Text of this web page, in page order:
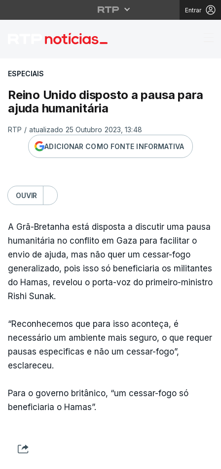
Entrar
Reino Unido disposto
ESPECIAIS
Reino Unido disposto a pausa para
ajuda humanitária
RTP / atualizado 25 Outubro 2023, 13:48
ADICIONAR COMO FONTE INFORMATIVA
OUVIR
A Grã-Bretanha está disposta a discutir uma pausa
humanitária no conflito em Gaza para facilitar o
envio de ajuda, mas não quer um cessar-fogo
generalizado, pois isso só beneficiaria os militantes
do Hamas, revelou o porta-voz do primeiro-ministro
Rishi Sunak.
“Reconhecemos que para isso aconteça, é
necessário um ambiente mais seguro, o que requer
pausas especificas e não um cessar-fogo”,
esclareceu.
Para o governo britânico, “um cessar-fogo só
beneficiaria o Hamas”.